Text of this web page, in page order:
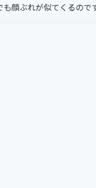
顔ぶれが似てくるのです